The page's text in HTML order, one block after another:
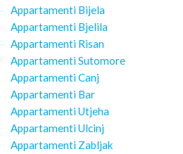
Appartamenti Bijela
Appartamenti Bjelila
Appartamenti Risan
Appartamenti Sutomore
Appartamenti Canj
Appartamenti Bar
Appartamenti Utjeha
Appartamenti Ulcinj
Appartamenti Zabljak